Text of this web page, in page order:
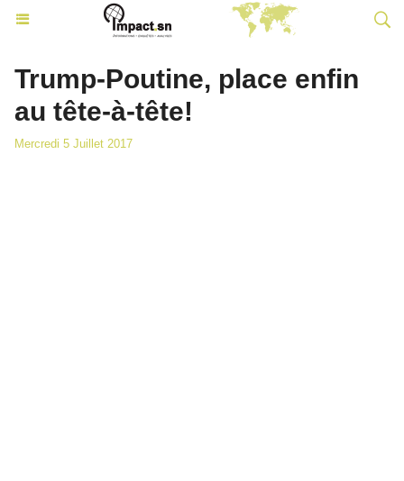
Trump-Poutine, place enfin
au tête-à-tête!
Mercredi 5 Juillet 2017